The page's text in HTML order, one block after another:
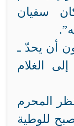
سفيان
أن يحدّ ـ
الغلام
المحرم
للوطية